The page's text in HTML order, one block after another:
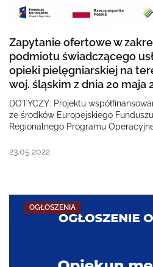
Zapytanie ofertowe w
podmiotu świadczącego
opieki pielęgniarskiej na
woj. śląskim z dnia 20 maja
DOTYCZY: Projektu
ze środków Europejskiego
Regionalnego Programu
23.05.2022
OGŁOSZENIA